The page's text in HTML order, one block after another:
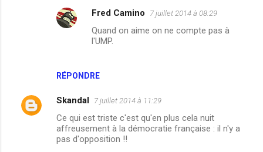
r
e
RÉPONDRE
Fred Camino 7 juillet 2014 à 08:29
Quand on aime on ne compte pas à
l'UMP.
Skandal 7 juillet 2014 à 11:29
Ce qui est triste c'est qu'en plus cela nuit
affreusement à la démocratie française : il n'y a
pas d'opposition !!